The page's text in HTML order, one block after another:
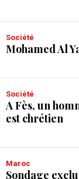
Société
Mohamed Al
Société
A Fès, un
est chrétien
Maroc
Sondage